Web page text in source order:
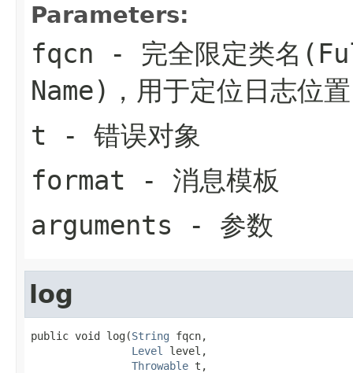
Parameters:
fqcn - 完全限定类名
Name)，用于定位日志位置
t - 错误对象
format - 消息模板
arguments - 参数
log
public void log(String fqcn,
Level
level,
Throwable t,